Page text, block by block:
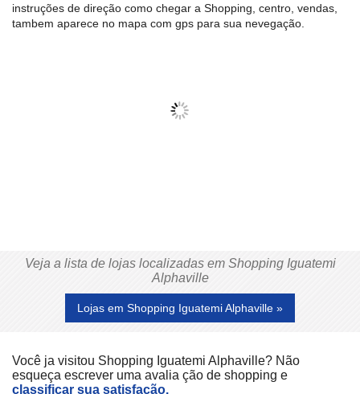
instruções de direção como chegar a Shopping, centro, vendas,
tambem aparece no mapa com gps para sua nevegação.
Veja a lista de lojas localizadas em Shopping Iguatemi
Alphaville
Lojas em Shopping Iguatemi Alphaville »
Você ja visitou Shopping Iguatemi Alphaville? Não
esqueça escrever uma avalia ção de shopping e
classificar sua satisfação.